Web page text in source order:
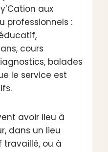
aux
professionnels :
cours
balades
le service est
avoir lieu à
dans un lieu
travaillé, ou à